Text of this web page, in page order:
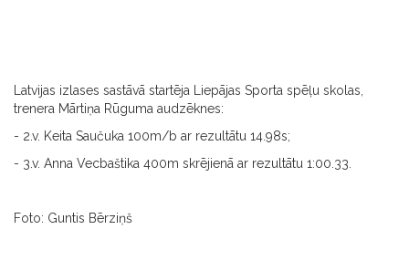
Latvijas izlases sastāvā startēja Liepājas Sporta spēļu skolas,
trenera Mārtiņa Rūguma audzēknes:
- 2.v. Keita Saučuka 100m/b ar rezultātu 14.98s;
- 3.v. Anna Vecbaštika 400m skrējienā ar rezultātu 1:00.33.
Foto: Guntis Bērziņš